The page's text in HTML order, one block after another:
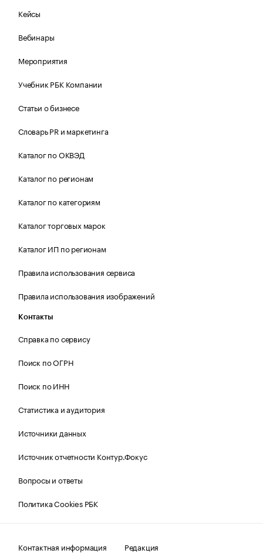
Кейсы
Вебинары
Мероприятия
Учебник РБК Компании
Статьи о бизнесе
Словарь PR и маркетинга
Каталог по ОКВЭД
Каталог по регионам
Каталог по категориям
Каталог торговых марок
Каталог ИП по регионам
Правила использования сервиса
Правила использования изображений
Контакты
Справка по сервису
Поиск по ОГРН
Поиск по ИНН
Статистика и аудитория
Источники данных
Источник отчетности Контур.Фокус
Вопросы и ответы
Политика Cookies РБК
Контактная информация Редакция